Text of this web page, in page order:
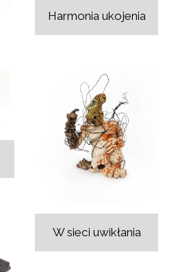
Harmonia ukojenia
W sieci uwikłania